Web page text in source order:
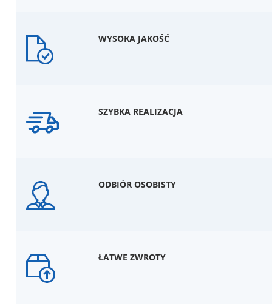
WYSOKA JAKOŚĆ
SZYBKA REALIZACJA
ODBIÓR OSOBISTY
ŁATWE ZWROTY